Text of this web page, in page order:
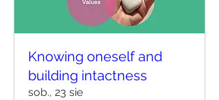
Knowing oneself and
building intactness
sob., 23 sie